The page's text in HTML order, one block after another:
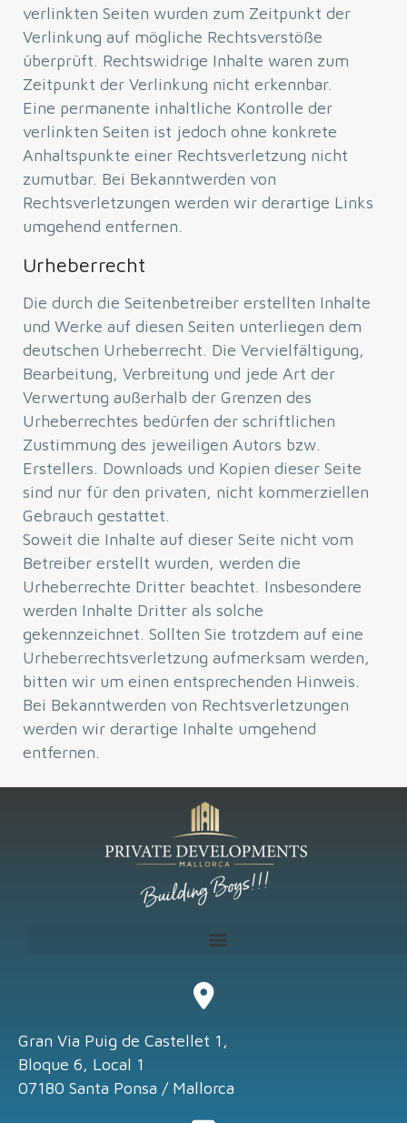
verlinkten Seiten wurden zum Zeitpunkt der
Verlinkung auf mögliche Rechtsverstöße
überprüft. Rechtswidrige Inhalte waren zum
Zeitpunkt der Verlinkung nicht erkennbar.
Eine permanente inhaltliche Kontrolle der
verlinkten Seiten ist jedoch ohne konkrete
Anhaltspunkte einer Rechtsverletzung nicht
zumutbar. Bei Bekanntwerden von
Rechtsverletzungen werden wir derartige Links
umgehend entfernen.
Urheberrecht
Die durch die Seitenbetreiber erstellten Inhalte
und Werke auf diesen Seiten unterliegen dem
deutschen Urheberrecht. Die Vervielfältigung,
Bearbeitung, Verbreitung und jede Art der
Verwertung außerhalb der Grenzen des
Urheberrechtes bedürfen der schriftlichen
Zustimmung des jeweiligen Autors bzw.
Erstellers. Downloads und Kopien dieser Seite
sind nur für den privaten, nicht kommerziellen
Gebrauch gestattet.
Soweit die Inhalte auf dieser Seite nicht vom
Betreiber erstellt wurden, werden die
Urheberrechte Dritter beachtet. Insbesondere
werden Inhalte Dritter als solche
gekennzeichnet. Sollten Sie trotzdem auf eine
Urheberrechtsverletzung aufmerksam werden,
bitten wir um einen entsprechenden Hinweis.
Bei Bekanntwerden von Rechtsverletzungen
werden wir derartige Inhalte umgehend
entfernen.
Gran Via Puig de Castellet 1,
Bloque 6, Local 1
07180 Santa Ponsa / Mallorca